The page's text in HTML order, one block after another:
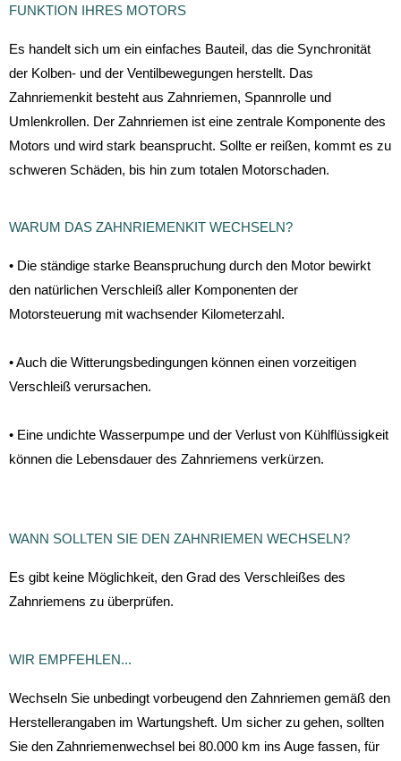
FUNKTION IHRES MOTORS
Es handelt sich um ein einfaches Bauteil, das die Synchronität
der Kolben- und der Ventilbewegungen herstellt. Das
Zahnriemenkit besteht aus Zahnriemen, Spannrolle und
Umlenkrollen. Der Zahnriemen ist eine zentrale Komponente des
Motors und wird stark beansprucht. Sollte er reißen, kommt es zu
schweren Schäden, bis hin zum totalen Motorschaden.
WARUM DAS ZAHNRIEMENKIT WECHSELN?
• Die ständige starke Beanspruchung durch den Motor bewirkt
den natürlichen Verschleiß aller Komponenten der
Motorsteuerung mit wachsender Kilometerzahl.
• Auch die Witterungsbedingungen können einen vorzeitigen
Verschleiß verursachen.
• Eine undichte Wasserpumpe und der Verlust von Kühlflüssigkeit
können die Lebensdauer des Zahnriemens verkürzen.
WANN SOLLTEN SIE DEN ZAHNRIEMEN WECHSELN?
Es gibt keine Möglichkeit, den Grad des Verschleißes des
Zahnriemens zu überprüfen.
WIR EMPFEHLEN...
Wechseln Sie unbedingt vorbeugend den Zahnriemen gemäß den
Herstellerangaben im Wartungsheft. Um sicher zu gehen, sollten
Sie den Zahnriemenwechsel bei 80.000 km ins Auge fassen, für